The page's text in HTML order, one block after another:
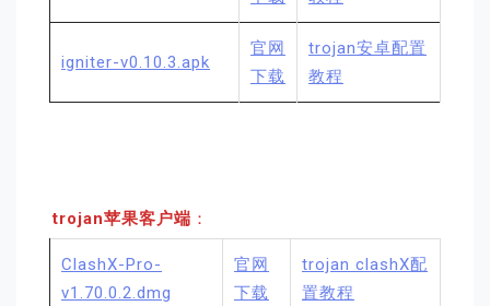
igniter-v0.10.3.apk
官网
下载
trojan安卓配置
教程
trojan苹果客户端 ：
ClashX-Pro-
v1.70.0.2.dmg
官网
下载
trojan clashX配
置教程